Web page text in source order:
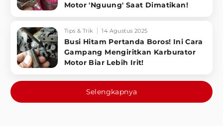
Motor 'Nguung' Saat Dimatikan!
Tips & Trik 14 Agustus 2025
Busi Hitam Pertanda Boros! Ini Cara
Gampang Mengiritkan Karburator
Motor Biar Lebih Irit!
Selengkapnya